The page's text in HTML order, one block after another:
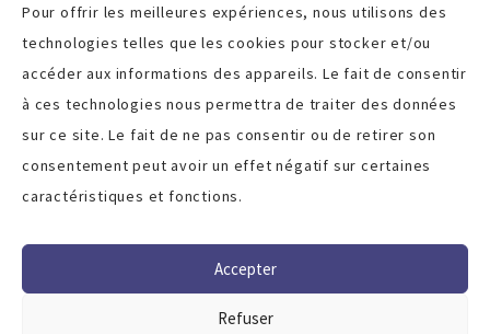
Pour offrir les meilleures expériences, nous utilisons des
technologies telles que les cookies pour stocker et/ou
accéder aux informations des appareils. Le fait de consentir
à ces technologies nous permettra de traiter des données
sur ce site. Le fait de ne pas consentir ou de retirer son
consentement peut avoir un effet négatif sur certaines
caractéristiques et fonctions.
Accepter
Refuser
Immobilier
Tertiaire
High-Tech
A propos
Charte qualité